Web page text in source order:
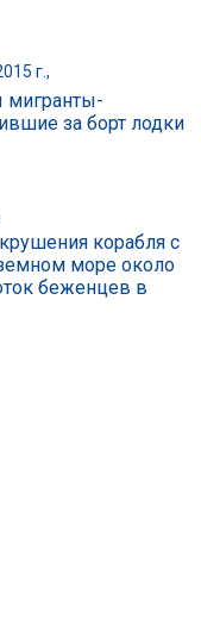
г.,
мигранты-
за борт лодки
корабля с
море около
беженцев в